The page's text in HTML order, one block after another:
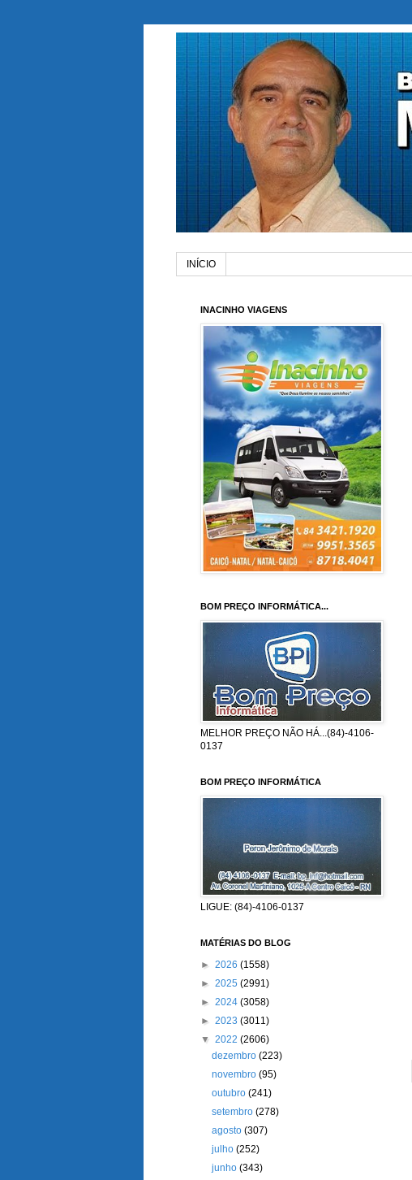
INÍCIO
INACINHO VIAGENS
BOM PREÇO INFORMÁTICA...
MELHOR PREÇO NÃO HÁ...(84)-4106-
0137
BOM PREÇO INFORMÁTICA
LIGUE: (84)-4106-0137
MATÉRIAS DO BLOG
► 2026 (1558)
► 2025 (2991)
► 2024 (3058)
► 2023 (3011)
▼ 2022 (2606)
dezembro(223)
novembro(95)
outubro(241)
setembro(278)
agosto(307)
julho(252)
junho(343)